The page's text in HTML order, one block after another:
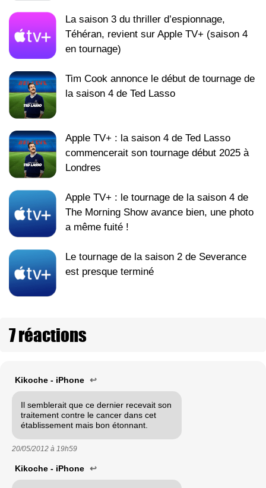
La saison 3 du thriller d’espionnage,
Téhéran, revient sur Apple TV+ (saison 4
en tournage)
Tim Cook annonce le début de tournage de
la saison 4 de Ted Lasso
Apple TV+ : la saison 4 de Ted Lasso
commencerait son tournage début 2025 à
Londres
Apple TV+ : le tournage de la saison 4 de
The Morning Show avance bien, une photo
a même fuité !
Le tournage de la saison 2 de Severance
est presque terminé
7 réactions
Kikoche - iPhone ↩
Il semblerait que ce dernier recevait son
traitement contre le cancer dans cet
établissement mais bon étonnant.
20/05/2012 à 19h59
Kikoche - iPhone ↩